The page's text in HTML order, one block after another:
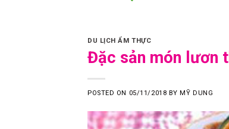
DU LỊCH ẨM THỰC
Đặc sản món lươn
POSTED ON 05/11/2018 BYMỸ DUNG